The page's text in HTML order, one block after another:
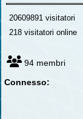
20609891 visitatori
218 visitatori online
94 membri
Connesso: